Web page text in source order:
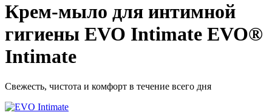
Крем-мыло для интимной
гигиены EVO Intimate EVO®
Intimate
Свежесть, чистота и комфорт в течение всего дня